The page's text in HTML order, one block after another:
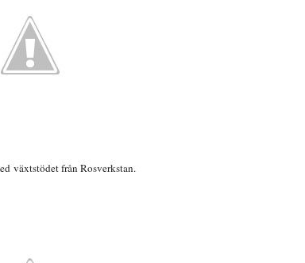
växtstödetfrån Rosverkstan.